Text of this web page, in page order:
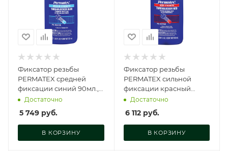
Фиксатор резьбы
PERMATEX средней
фиксации синий 90мл.,
24283
Достаточно
5 749 руб.
В КОРЗИНУ
Фиксатор резьбы
PERMATEX сильной
фиксации красный
90мл. NEW, 27183
Достаточно
6 112руб.
В КОРЗИНУ